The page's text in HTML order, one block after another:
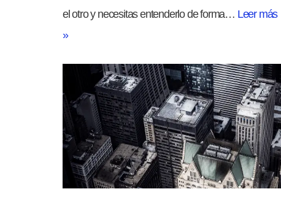
el otro y necesitas entenderlo de forma… Leer más
»